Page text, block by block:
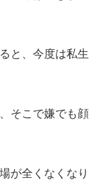
と、今度は私生
そこで嫌でも顔
が全くなくなり